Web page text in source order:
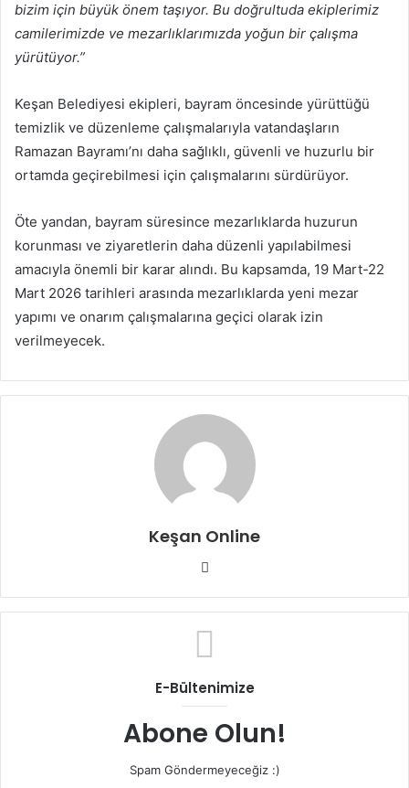
bizim için büyük önem taşıyor. Bu doğrultuda ekiplerimiz
camilerimizde ve mezarlıklarımızda yoğun bir çalışma
yürütüyor.”
Keşan Belediyesi ekipleri, bayram öncesinde yürüttüğü
temizlik ve düzenleme çalışmalarıyla vatandaşların
Ramazan Bayramı’nı daha sağlıklı, güvenli ve huzurlu bir
ortamda geçirebilmesi için çalışmalarını sürdürüyor.
Öte yandan, bayram süresince mezarlıklarda huzurun
korunması ve ziyaretlerin daha düzenli yapılabilmesi
amacıyla önemli bir karar alındı. Bu kapsamda, 19 Mart-22
Mart 2026 tarihleri arasında mezarlıklarda yeni mezar
yapımı ve onarım çalışmalarına geçici olarak izin
verilmeyecek.
Keşan Online
Web
E-Bültenimize
Abone Olun!
Spam Göndermeyeceğiz :)